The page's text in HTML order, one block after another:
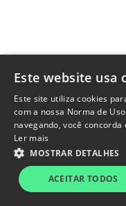
AGXY3 R$1,62
Este website usa
Este site utiliza cookies
com a nossa Norma de
navegando, você concorda
Ler mais
MOSTRAR DETALHES
ACEITAR TODOS